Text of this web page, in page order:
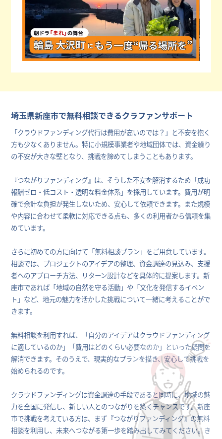
埼玉県新座市で無料相談できるクラファンサポート
「クラウドファンディング代行は費用が高いのでは？」と不安を抱く
方も少なくありません。特に小規模事業者や地域団体では、資金繰り
の不安が大きな壁となり、挑戦を諦めてしまうこともあります。
『つながりファンディング』は、そうした不安を解消するため「成功
報酬ゼロ・低コスト・透明な料金体系」を採用しています。費用が明
確で余計な負担が発生しないため、安心して依頼できます。また規模
や内容に合わせて柔軟に対応できる点も、多くの利用者から信頼を集
めています。
さらに初めての方に向けて「無料相談プラン」をご用意しています。
相談では、プロジェクトのアイデアの整理、資金調達の見込み、支援
者へのアプローチ方法、リターン設計などを具体的に提案します。新
座市であれば「地域の自然を守る活動」や「文化を発信するイベン
ト」など、地元の魅力を活かした挑戦について一緒に考えることがで
きます。
無料相談を利用すれば、「自分のアイデアはクラウドファンディング
に適しているのか」「費用はどのくらい必要なのか」といった疑問を
解消できます。そのうえで、現実的なプランを描き、安心して挑戦を
始められるのです。
クラウドファンディングは資金調達の手段であると同時に、地域の魅
力を全国に発信し、新しい人とのつながりを築くチャンスです。新座
市で挑戦を考えている方は、まず『つながりファンディング』の無料
相談を利用し、未来へつながる第一歩を踏み出してみてください。き